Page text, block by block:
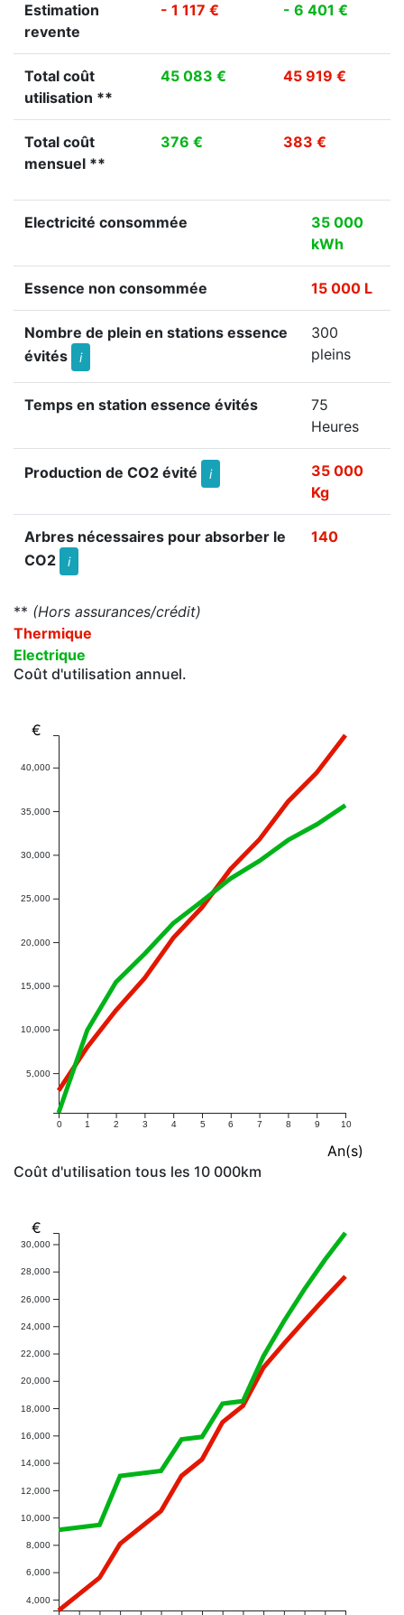
Estimation
revente
- 1 117 € - 6 401 €
Total coût
utilisation **
45 083 € 45 919 €
Total coût
mensuel **
376 € 383 €
Electricité consommée
35 000
kWh
Essence non consommée 15 000 L
Nombre de plein en stations essence
évités
i
300
pleins
Temps en station essence évités
75
Heures
Production de CO2 évité i
35 000
Kg
Arbres nécessaires pour absorber le
CO2
i
140
** (Hors assurances/crédit)
Thermique
Electrique
Coût d'utilisation annuel.
0 1 2 3 4 5 6 7 8 9 10
5,000
10,000
15,000
20,000
25,000
30,000
35,000
40,000
An(s)
€
Coût d'utilisation tous les 10 000km
4,000
6,000
8,000
10,000
12,000
14,000
16,000
18,000
20,000
22,000
24,000
26,000
28,000
30,000
€